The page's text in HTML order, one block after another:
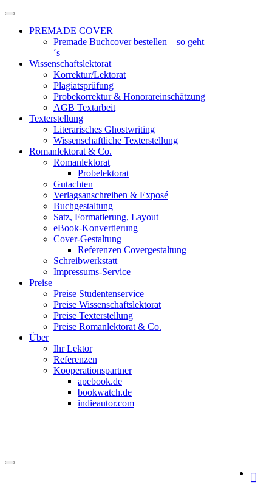
Zum
springenPREMADE COVER
Premade Buchcover bestellen – so geht
´s
Wissenschaftslektorat
Korrektur/Lektorat
Plagiatsprüfung
Probekorrektur & Honorareinschätzung
AGB Textarbeit
Texterstellung
Literarisches Ghostwriting
Wissenschaftliche Texterstellung
Romanlektorat & Co.
Romanlektorat
Probelektorat
Gutachten
Verlagsanschreiben & Exposé
Buchgestaltung
Satz, Formatierung, Layout
eBook-Konvertierung
Cover-Gestaltung
Referenzen Covergestaltung
Schreibwerkstatt
Impressums-Service
Preise
Preise Studentenservice
Preise Wissenschaftslektorat
Preise Texterstellung
Preise Romanlektorat & Co.
Über
Ihr Lektor
Referenzen
Kooperationspartner
apebook.de
bookwatch.de
indieautor.com